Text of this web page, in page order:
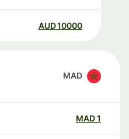
10000
AUD
MAD
MAD